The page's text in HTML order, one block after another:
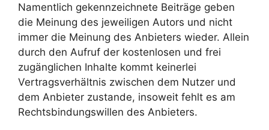
Namentlich gekennzeichnete Beiträge geben
die Meinung des jeweiligen Autors und nicht
immer die Meinung des Anbieters wieder. Allein
durch den Aufruf der kostenlosen und frei
zugänglichen Inhalte kommt keinerlei
Vertragsverhältnis zwischen dem Nutzer und
dem Anbieter zustande, insoweit fehlt es am
Rechtsbindungswillen des Anbieters.
Erfahrung
Damit unsere
Website
während
Ihres
Besuchs so
gut wie
möglich